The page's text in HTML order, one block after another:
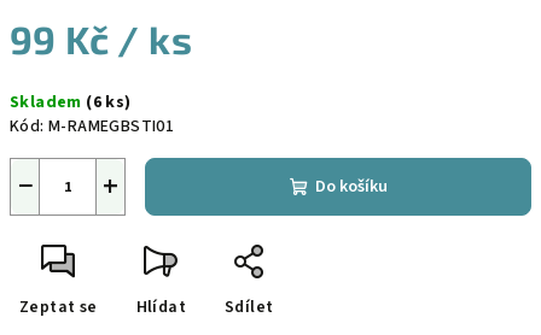
99 Kč / ks
cena:
Skladem (6 ks)
Kód: M-RAMEGBSTI01
+
− Do košíku
Zeptat se Hlídat Sdílet